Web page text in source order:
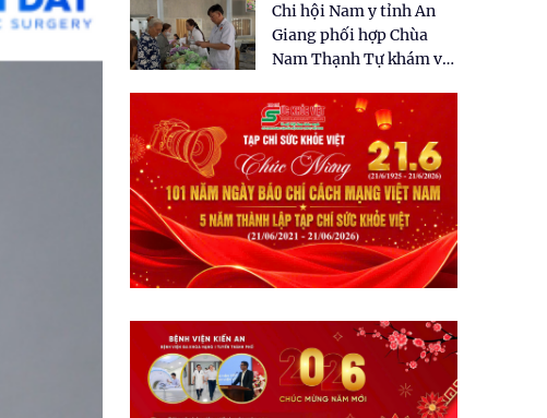
dân tại xã Tân Tập
Chi hội Nam y tỉnh An
Giang phối hợp Chùa
Nam Thạnh Tự khám và
nhân dân